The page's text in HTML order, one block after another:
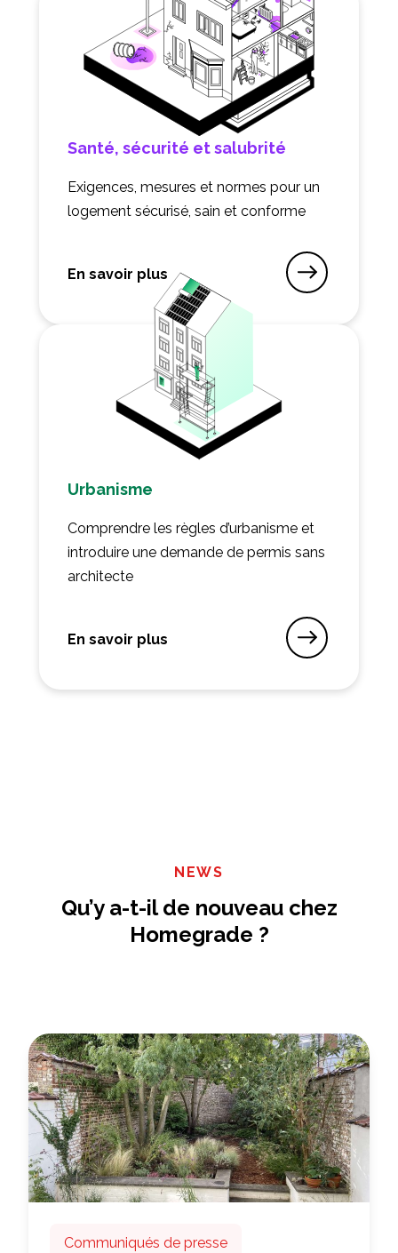
Santé, sécurité et salubrité
Exigences, mesures et normes pour un
logement sécurisé, sain et conforme
En savoir plus
sur Santé, sécurité et salubrité
Urbanisme
Comprendre les règles d’urbanisme et
introduire une demande de permis sans
architecte
En savoir plus
sur Urbanisme
NEWS
Qu’y a-t-il de nouveau chez
Homegrade ?
Communiqués de presse